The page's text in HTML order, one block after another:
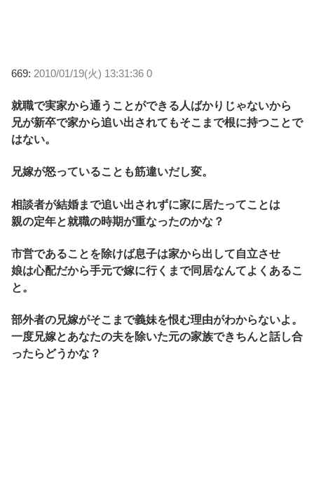
669: 2010/01/19(火) 13:31:36 0
就職で実家から通うことができる人ばかりじゃないから
兄が新卒で家から追い出されてもそこまで根に持つことで
はない。
兄嫁が怒っていることも筋違いだし変。
相談者が結婚まで追い出されずに家に居たってことは
親の定年と就職の時期が重なったのかな？
市営であることを除けば息子は家から出して自立させ
娘は心配だから手元で嫁に行くまで同居なんてよくあるこ
と。
部外者の兄嫁がそこまで義妹を恨む理由がわからないよ。
一度兄嫁とあなたの夫を除いた元の家族できちんと話し合
ったらどうかな？